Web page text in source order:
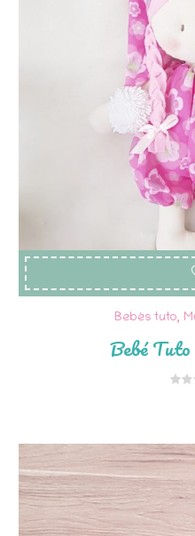
Bebés tuto,
Bebé